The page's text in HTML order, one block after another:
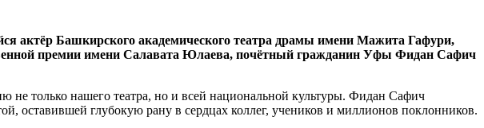
актёр Башкирского академического театра драмы имени Мажита Гафури,
премии имени Салавата Юлаева, почётный гражданин Уфы Фидан Сафич
не только нашего театра, но и всей национальной культуры. Фидан Сафич
оставившей глубокую рану в сердцах коллег, учеников и миллионов поклонников.